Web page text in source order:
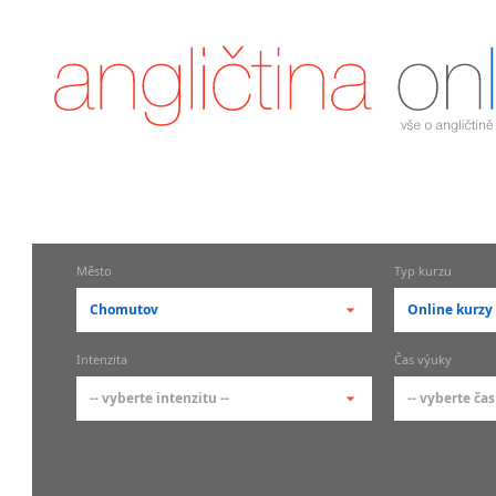
Město
Chomutov
-- vyberte město --
pražské městské části
Typ kurzu
Online
-- vyberte
Intenzita
-- vyberte intenzitu --
Čas výuky
-- vyberte